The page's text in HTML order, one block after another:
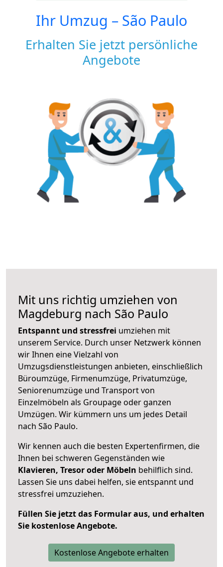
Ihr Umzug – São Paulo
Erhalten Sie jetzt persönliche
Angebote
Mit uns richtig umziehen von
Magdeburg nach São Paulo
Entspannt und stressfrei umziehen mit
unserem Service. Durch unser Netzwerk können
wir Ihnen eine Vielzahl von
Umzugsdienstleistungen anbieten, einschließlich
Büroumzüge, Firmenumzüge, Privatumzüge,
Seniorenumzüge und Transport von
Einzelmöbeln als Groupage oder ganzen
Umzügen. Wir kümmern uns um jedes Detail
nach São Paulo.
Wir kennen auch die besten Expertenfirmen, die
Ihnen bei schweren Gegenständen wie
Klavieren, Tresor oder Möbeln behilflich sind.
Lassen Sie uns dabei helfen, sie entspannt und
stressfrei umzuziehen.
Füllen Sie jetzt das Formular aus, und erhalten
Sie kostenlose Angebote.
Kostenlose Angebote erhalten